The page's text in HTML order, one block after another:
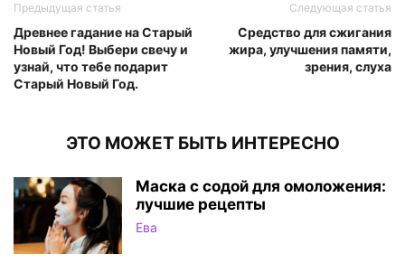
Предыдущая статья
Древнее гадание на Старый
Новый Год! Выбери свечу и
узнай, что тебе подарит
Старый Новый Год.
Следующая статья
Средство для сжигания
жира, улучшения памяти,
зрения, слуха
ЭТО МОЖЕТ БЫТЬ ИНТЕРЕСНО
Маска с содой для омоложения:
лучшие рецепты
Ева